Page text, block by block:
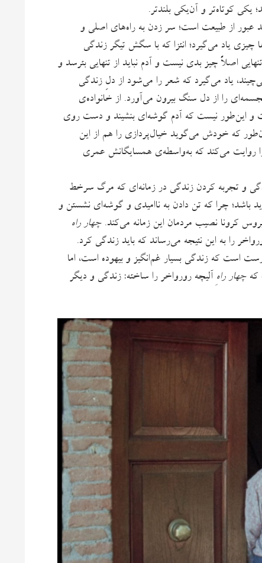
کوتاه‌تر و آن‌یکی بلندتر.
عبور از طبیعت است؛ سر زدن به راه‌های اصلی و
چیزی یاد می‌گیرد؛ انتزا که با سگش تیگر زندگی
اصلاً چیز بدی نیست و آدم نباید از تنهایی بترسد و
یاد می‌گیرد که شعر را می‌شود از دلِ زندگی
را از دل سنگ بیرون می‌آورد. از خانواده‌ی
و این‌طور نیست که آدم گوشه‌ای بنشیند و دست روی
که خودش می‌گوید خیال‌پردازی را هم از این
روایت می‌کند که به‌واسطه‌ی همسایگانش عمری
و تجربه کردن زندگی در زمانه‌ای که مرگ سرخط
چرا که تن دادن به ناامیدی و گوشه‌ای نشستن و
کرونا نصیب مردمان این زمانه می‌کند.چهار راه
را به این نتیجه می‌رساند که باید زندگی کرد.
نوشته بود: «درست است که زندگی بسیار غم‌انگیز و بیهوده است، اما
کهچهار راهِ آلیچه رورواخر را ساخته: زندگی و دیگر